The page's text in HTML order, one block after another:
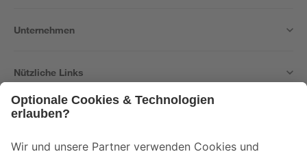
Unternehmen
Nützliche Links
Der toom Newsletter: Keine Angebote und Aktionen mehr verpassen!